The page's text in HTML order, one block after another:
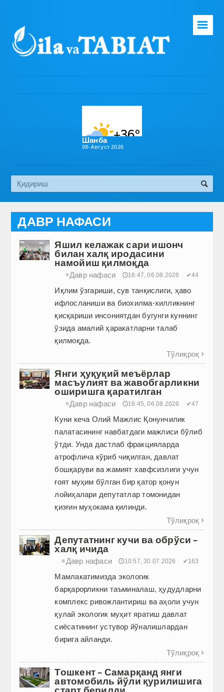
Бош саҳифа
Эко медиа
☰
Шанба
08-Август 2026
ДАВР НАФАСИ
Яшил келажак сари ишонч
билан халқ иродасини
намойиш қилмоқда
≡Давр нафаси 🕔16:47, 06.08.2026 ✔44
Иқлим ўзгариши, сув танқислиги, ҳаво
ифлосланиши ва биохилма-хилликнинг
қисқариши инсониятдан бугунги куннинг
ўзида амалий ҳаракатларни талаб
қилмоқда.
Тўлиқроқ 
Янги ҳуқуқий меъёрлар
масъулият ва жавобгарликни
оширишга қаратилган
≡Давр нафаси 🕔16:45, 06.08.2026 ✔47
Куни кеча Олий Мажлис Қонунчилик
палатасининг навбатдаги мажлиси бўлиб
ўтди. Унда дастлаб фракцияларда
атрофлича кўриб чиқилган, давлат
бошқаруви ва жамият хавфсизлиги учун
ғоят муҳим бўлган бир қатор қонун
лойиҳалари депутатлар томонидан
қизғин муҳокама қилинди.
Тўлиқроқ 
Депутатнинг кучи ва обрўси –
халқ ичида
≡ Давр нафаси 🕔10:57, 30.07.2026 ✔163
Мамлакатимизда экологик
барқарорликни таъминалаш, ҳудудларни
комплекс ривожлантириш ва аҳоли учун
қулай экологик муҳит яратиш давлат
сиёсатининг устувор йўналишлардан
бирига айланди.
Тўлиқроқ 
Тошкент – Самарқанд янги
автомобиль йўли қурилишига